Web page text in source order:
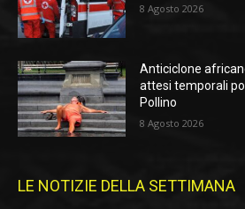
8 Agosto 2026
Anticiclone
attesi temporali
Pollino
8 Agosto 2026
LE NOTIZIE DELLA SETTIMANA